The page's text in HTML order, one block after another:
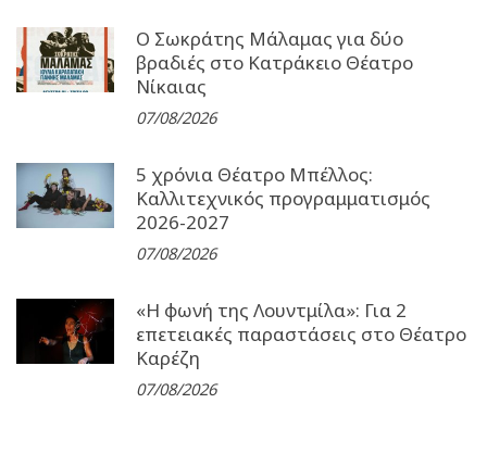
Ο Σωκράτης Μάλαμας για δύο
βραδιές στο Κατράκειο Θέατρο
Νίκαιας
07/08/2026
5 χρόνια Θέατρο Μπέλλος:
Καλλιτεχνικός προγραμματισμός
2026-2027
07/08/2026
«Η φωνή της Λουντμίλα»: Για 2
επετειακές παραστάσεις στο Θέατρο
Καρέζη
07/08/2026